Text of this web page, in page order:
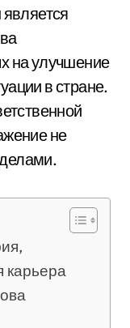
на улучшение
в стране.
не
карьера